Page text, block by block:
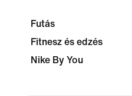
Futás
Fitnesz és edzés
Nike By You